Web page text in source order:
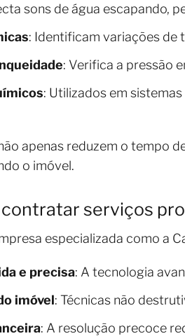
sons de água escapando,
: Identificam variações de
: Verifica a pressão
: Utilizados em
apenas reduzem o tempo
o imóvel.
serviços
especializada como a
e precisa: A tecnologia
imóvel: Técnicas não
: A resolução precoce